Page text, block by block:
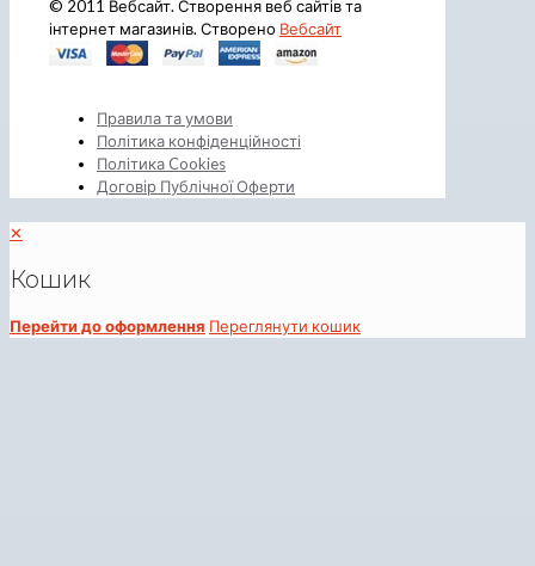
© 2011 Вебсайт. Створення веб сайтів та
інтернет магазинів. Створено Вебсайт
Правила та умови
Політика конфіденційності
Політика Cookies
Договір Публічної Оферти
✕
Кошик
Перейти до оформлення Переглянути кошик